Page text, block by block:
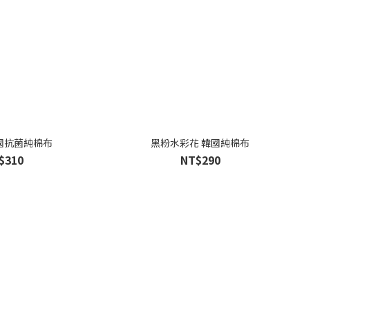
抗菌純棉布 黑粉水彩花 韓國純棉布
NT$290